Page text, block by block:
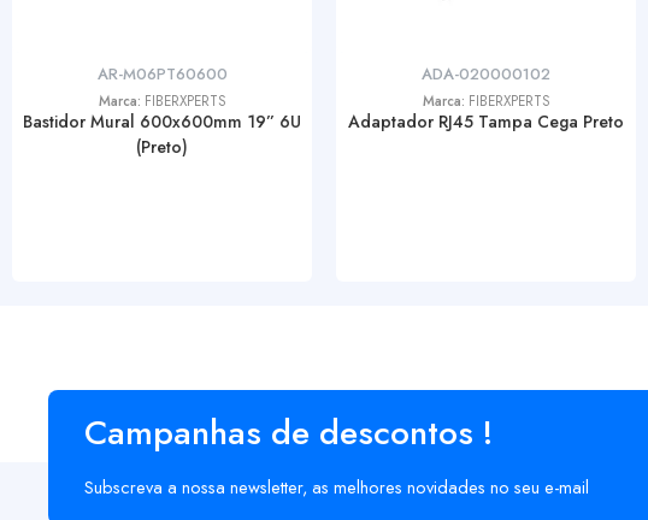
AR-M06PT60600
Marca: FIBERXPERTS
Bastidor Mural 600x600mm 19” 6U
(Preto)
ADA-020000102
Marca: FIBERXPERTS
Adaptador RJ45 Tampa Cega Preto
Campanhas de descontos !
Subscreva a nossa newsletter, as melhores novidades no seu e-mail